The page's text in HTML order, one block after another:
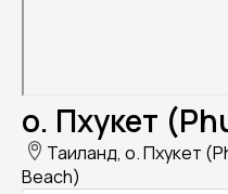
о. Пхукет
Таиланд, о. Пхукет
Beach)